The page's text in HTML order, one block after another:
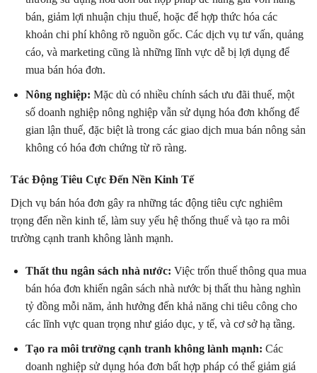
bán, giảm lợi nhuận chịu thuế, hoặc để hợp thức hóa các
khoản chi phí không rõ nguồn gốc. Các dịch vụ tư vấn, quảng
cáo, và marketing cũng là những lĩnh vực dễ bị lợi dụng để
mua bán hóa đơn.
Nông nghiệp: Mặc dù có nhiều chính sách ưu đãi thuế, một
số doanh nghiệp nông nghiệp vẫn sử dụng hóa đơn khống để
gian lận thuế, đặc biệt là trong các giao dịch mua bán nông sản
không có hóa đơn chứng từ rõ ràng.
Tác Động Tiêu Cực Đến Nền Kinh Tế
Dịch vụ bán hóa đơn gây ra những tác động tiêu cực nghiêm
trọng đến nền kinh tế, làm suy yếu hệ thống thuế và tạo ra môi
trường cạnh tranh không lành mạnh.
Thất thu ngân sách nhà nước: Việc trốn thuế thông qua mua
bán hóa đơn khiến ngân sách nhà nước bị thất thu hàng nghìn
tỷ đồng mỗi năm, ảnh hưởng đến khả năng chi tiêu công cho
các lĩnh vực quan trọng như giáo dục, y tế, và cơ sở hạ tầng.
Tạo ra môi trường cạnh tranh không lành mạnh: Các
doanh nghiệp sử dụng hóa đơn bất hợp pháp có thể giảm giá